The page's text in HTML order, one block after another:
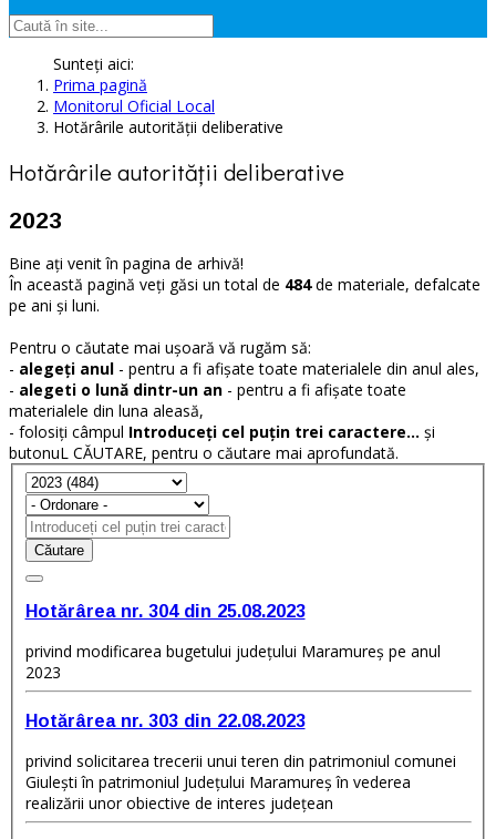
Sunteți aici:
Prima pagină
Monitorul Oficial Local
Hotărârile autorităţii deliberative
Hotărârile autorităţii deliberative
2023
Bine ați venit în pagina de arhivă!
În această pagină veți găsi un total de 484de materiale, defalcate
pe ani și luni.
Pentru o căutate mai ușoară vă rugăm să:
- alegeți anul - pentru a fi afișate toate materialele din anul ales,
- alegeti o lună dintr-un an - pentru a fi afișate toate
materialele din luna aleasă,
- folosiți câmpul Introduceți cel puțin trei caractere... și
butonuL CĂUTARE, pentru o căutare mai aprofundată.
Căutare
Hotărârea nr. 304 din 25.08.2023
privind modificarea bugetului judeţului Maramureș pe anul
2023
Hotărârea nr. 303 din 22.08.2023
privind solicitarea trecerii unui teren din patrimoniul comunei
Giulești în patrimoniul Județului Maramureș în vederea
realizării unor obiective de interes județean